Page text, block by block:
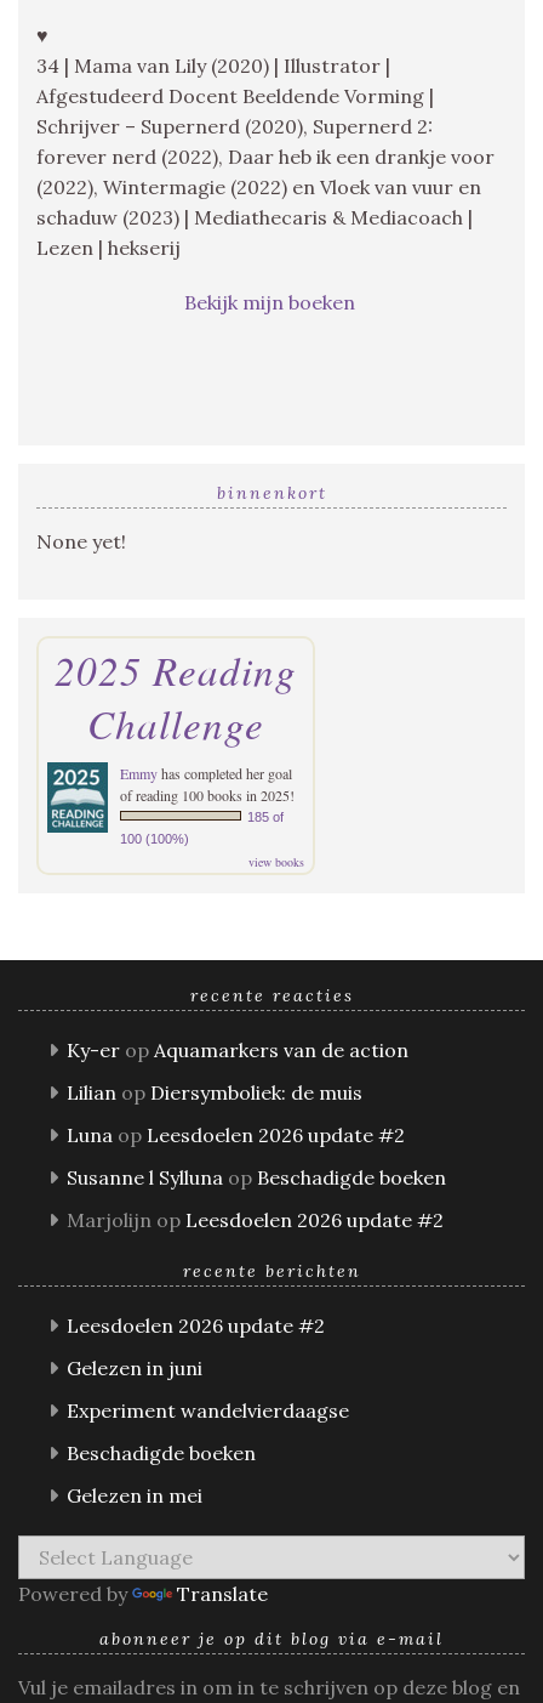
♥
34 | Mama van Lily (2020) | Illustrator |
Afgestudeerd Docent Beeldende Vorming |
Schrijver – Supernerd (2020), Supernerd 2:
forever nerd (2022), Daar heb ik een drankje voor
(2022), Wintermagie (2022) en Vloek van vuur en
schaduw (2023) | Mediathecaris & Mediacoach |
Lezen | hekserij
Bekijk mijn boeken
binnenkort
None yet!
2025 Reading
Challenge
Emmyhas completed her goal
of reading 100 books in 2025!
185 of
100 (100%)
view books
recente reacties
Ky-er op Aquamarkers van de action
Lilian op Diersymboliek: de muis
Luna op Leesdoelen 2026 update #2
Susanne l Sylluna op Beschadigde boeken
Marjolijn op Leesdoelen 2026 update #2
recente berichten
Leesdoelen 2026 update #2
Gelezen in juni
Experiment wandelvierdaagse
Beschadigde boeken
Gelezen in mei
Powered by Translate
abonneer je op dit blog via e-mail
Vul je emailadres in om in te schrijven op deze blog en